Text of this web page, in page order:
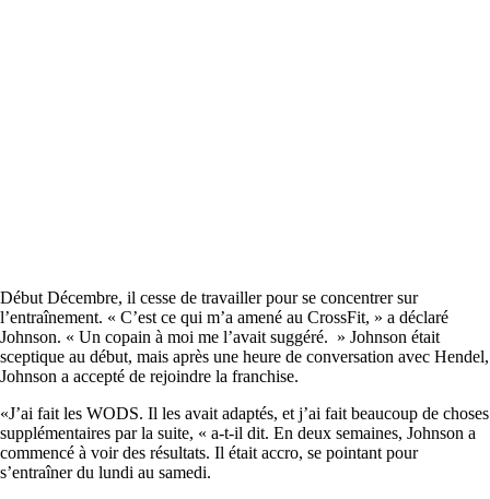
Début Décembre, il cesse de travailler pour se concentrer sur
l’entraînement. « C’est ce qui m’a amené au CrossFit, » a déclaré
Johnson. « Un copain à moi me l’avait suggéré. » Johnson était
sceptique au début, mais après une heure de conversation avec Hendel,
Johnson a accepté de rejoindre la franchise.
«J’ai fait les WODS. Il les avait adaptés, et j’ai fait beaucoup de choses
supplémentaires par la suite, « a-t-il dit. En deux semaines, Johnson a
commencé à voir des résultats. Il était accro, se pointant pour
s’entraîner du lundi au samedi.